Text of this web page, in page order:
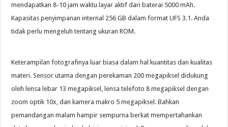
mendapatkan 8-10 jam waktu layar aktif dari baterai 5000 mAh.
Kapasitas penyimpanan internal 256 GB dalam format UFS 3.1. Anda
tidak perlu mengeluh tentang ukuran ROM.
Keterampilan fotografinya luar biasa dalam hal kuantitas dan kualitas
materi. Sensor utama dengan perekaman 200 megapiksel didukung
oleh lensa lebar 13 megapiksel, lensa telefoto 8 megapiksel dengan
zoom optik 10x, dan kamera makro 5 megapiksel. Bahkan
pemandangan malam hampir sempurna berkat mempertahankan